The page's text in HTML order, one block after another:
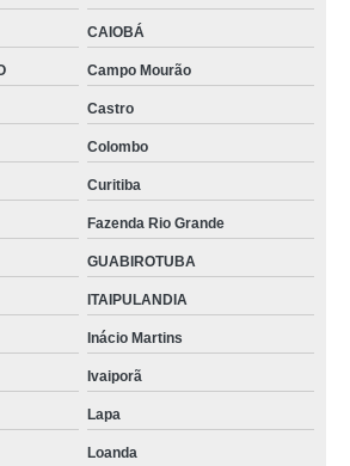
CAIOBÁ
Campo Mourão
Castro
Colombo
Curitiba
Fazenda Rio Grande
GUABIROTUBA
ITAIPULANDIA
Inácio Martins
Ivaiporã
Lapa
Loanda